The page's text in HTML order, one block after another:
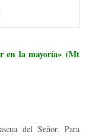
en la mayoría» (Mt
del Señor. Para